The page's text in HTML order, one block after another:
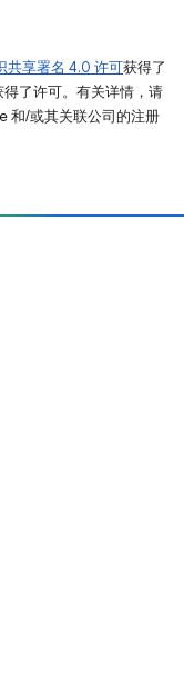
共享署名 4.0 许可获得了
得了许可。有关详情，请
和/或其关联公司的注册